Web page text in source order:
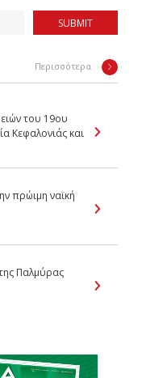
SUBMIT
Περισσότερα
του 19ου
Κεφαλονιάς και
πρώιμη ναϊκή
Παλμύρας